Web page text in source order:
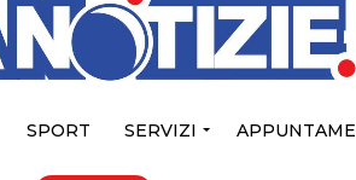
SPORT SERVIZI